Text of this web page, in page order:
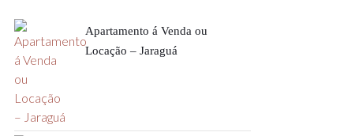
Apartamento á Venda ou
Locação – Jaraguá